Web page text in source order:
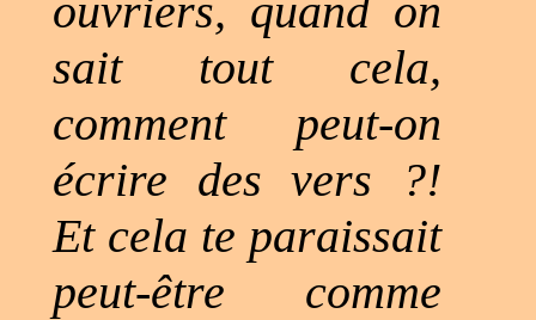
ouvriers, quand on
sait tout cela,
comment peut-on
écrire des vers ?!
Et cela te paraissait
peut-être comme